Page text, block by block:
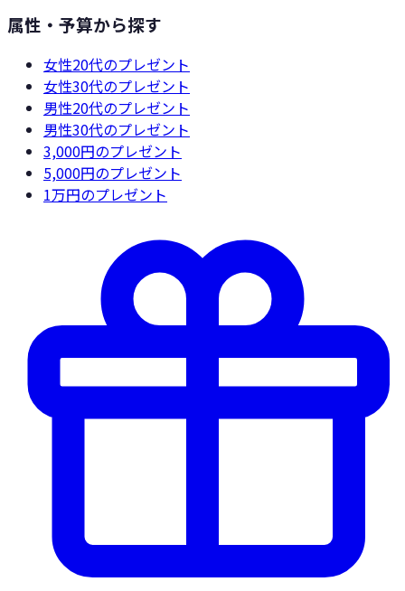
属性・予算から探す
女性20代のプレゼント
女性30代のプレゼント
男性20代のプレゼント
男性30代のプレゼント
3,000円のプレゼント
5,000円のプレゼント
1万円のプレゼント